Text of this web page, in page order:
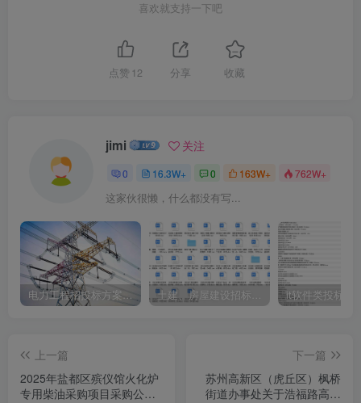
喜欢就支持一下吧
点赞 12 分享 收藏
jimi 关注
0 16.3W+ 0 163W+ 762W+
这家伙很懒，什么都没有写...
电力工程招投标方案模板 土建、房屋建设招标文件标书模板 it软件类投标书
上一篇
2025年盐都区殡仪馆火化炉
专用柴油采购项目采购公告
下一篇
苏州高新区（虎丘区）枫桥
街道办事处关于浩福路高架